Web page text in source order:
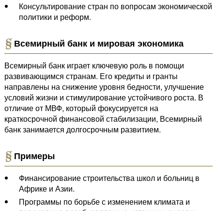
Консультирование стран по вопросам экономической
политики и реформ.
Всемирный банк и мировая экономика
Всемирный банк играет ключевую роль в помощи
развивающимся странам. Его кредиты и гранты
направлены на снижение уровня бедности, улучшение
условий жизни и стимулирование устойчивого роста. В
отличие от МВФ, который фокусируется на
краткосрочной финансовой стабилизации, Всемирный
банк занимается долгосрочным развитием.
Примеры
Финансирование строительства школ и больниц в
Африке и Азии.
Программы по борьбе с изменением климата и